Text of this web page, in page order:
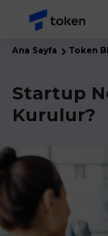
Ana Sayfa Token
Startup
Kurulur?